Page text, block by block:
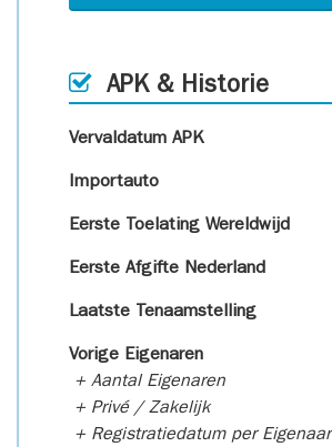
APK & Historie
Vervaldatum APK
Importauto
Eerste Toelating Wereldwijd
Eerste Afgifte Nederland
Laatste Tenaamstelling
Vorige Eigenaren
+ Aantal Eigenaren
+ Privé / Zakelijk
+ Registratiedatum per Eigenaar